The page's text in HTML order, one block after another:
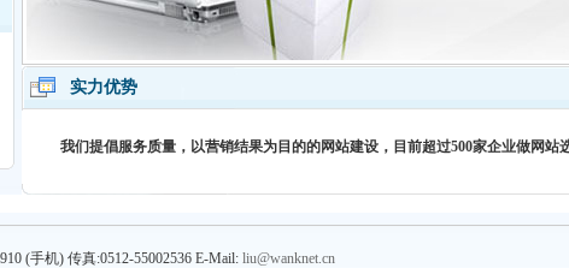
实力优势
我们提倡服务质量，以营销结果为目的的网站建设，目前超过500家企业做网站
(手机) 传真:0512-55002536 E-Mail: liu@wanknet.cn